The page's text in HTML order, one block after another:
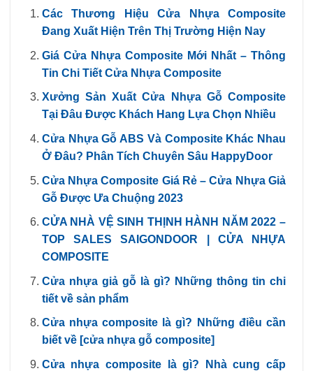
Các Thương Hiệu Cửa Nhựa Composite
Đang Xuất Hiện Trên Thị Trường Hiện Nay
Giá Cửa Nhựa Composite Mới Nhất – Thông
Tin Chi Tiết Cửa Nhựa Composite
Xưởng Sản Xuất Cửa Nhựa Gỗ Composite
Tại Đâu Được Khách Hang Lựa Chọn Nhiều
Cửa Nhựa Gỗ ABS Và Composite Khác Nhau
Ở Đâu? Phân Tích Chuyên Sâu HappyDoor
Cửa Nhựa Composite Giá Rẻ – Cửa Nhựa Giả
Gỗ Được Ưa Chuộng 2023
CỬA NHÀ VỆ SINH THỊNH HÀNH NĂM 2022 –
TOP SALES SAIGONDOOR | CỬA NHỰA
COMPOSITE
Cửa nhựa giả gỗ là gì? Những thông tin chi
tiết về sản phẩm
Cửa nhựa composite là gì? Những điều cần
biết về [cửa nhựa gỗ composite]
Cửa nhựa composite là gì? Nhà cung cấp